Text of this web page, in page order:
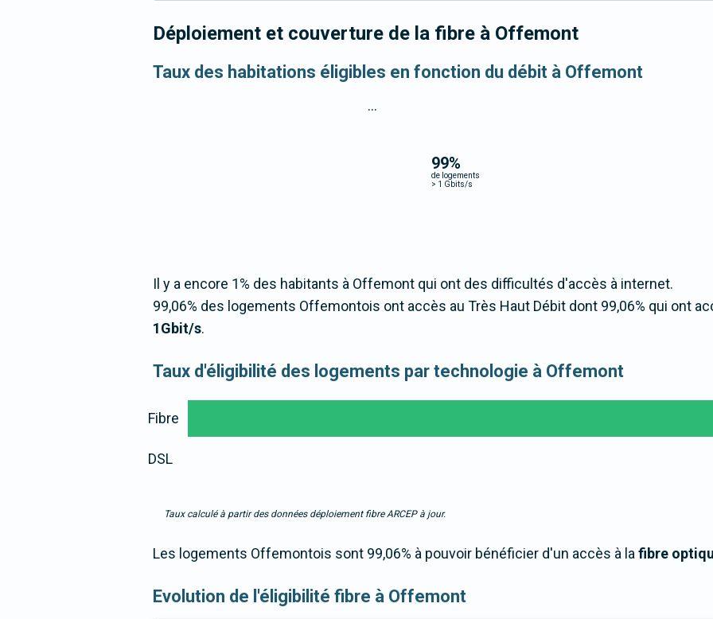
Déploiement et couverture de la fibre à Offemont
Taux des habitations éligibles en fonction du débit à Offemont
99%
de logements
> 1 Gbits/s
...
Il y a encore 1% des habitants à Offemont qui ont des difficultés d'accès à internet.
99,06% des logements Offemontois ont accès au Très Haut Débit dont 99,06% qui ont
1Gbit/s.
Taux d'éligibilité des logements par technologie à Offemont
Fibre
DSL
Taux calculé à partir des données déploiement fibre ARCEP à jour.
Les logements Offemontois sont 99,06% à pouvoir bénéficier d'un accès à lafibre
Evolution de l'éligibilité fibre à Offemont